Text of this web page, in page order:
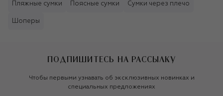
Пляжные сумки Поясные сумки Сумки через плечо
Шоперы
ПОДПИШИТЕСЬ НА РАССЫЛКУ
Чтобы первыми узнавать об эксклюзивных новинках и
специальных предложениях